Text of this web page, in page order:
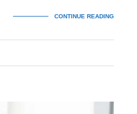
CONTINUE READING